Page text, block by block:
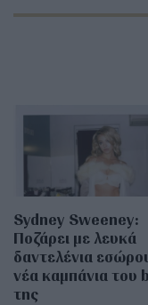
Sydney Sweeney:
Ποζάρει με λευκά
δαντελένια
νέα καμπάνια του
της